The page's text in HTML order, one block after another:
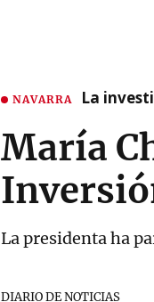
NAVARRA La
María
La presidenta ha
DIARIO DE NOTICIAS